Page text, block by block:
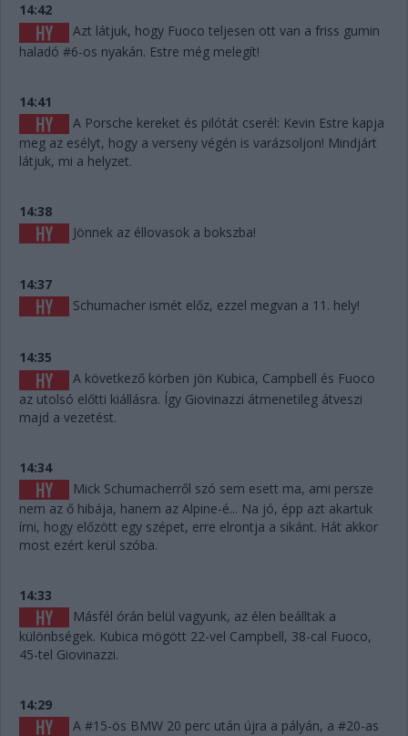
14:42
Azt látjuk, hogy Fuoco teljesen ott van a friss gumin
haladó #6-os nyakán. Estre még melegít!
14:41
A Porsche kereket és pilótát cserél: Kevin Estre kapja
meg az esélyt, hogy a verseny végén is varázsoljon! Mindjárt
látjuk, mi a helyzet.
14:38
Jönnek az éllovasok a bokszba!
14:37
Schumacher ismét előz, ezzel megvan a 11. hely!
14:35
A következő körben jön Kubica, Campbell és Fuoco
az utolsó előtti kiállásra. Így Giovinazzi átmenetileg átveszi
majd a vezetést.
14:34
Mick Schumacherről szó sem esett ma, ami persze
nem az ő hibája, hanem az Alpine-é... Na jó, épp azt akartuk
írni, hogy előzött egy szépet, erre elrontja a sikánt. Hát akkor
most ezért kerül szóba.
14:33
Másfél órán belül vagyunk, az élen beálltak a
különbségek. Kubica mögött 22-vel Campbell, 38-cal Fuoco,
45-tel Giovinazzi.
14:29
A #15-ös BMW 20 perc után újra a pályán, a #20-as